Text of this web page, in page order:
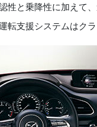
性と乗降性に加えて
転支援システムはク